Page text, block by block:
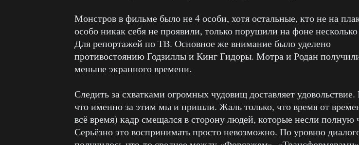
Монстров в фильме было не 4 особи, хотя остальные, кто не на
особо никак себя не проявили, только порушили на фоне несколько
Для репортажей по ТВ. Основное же внимание было уделено
противостоянию Годзиллы и Кинг Гидоры. Мотра и Родан
меньше экранного времени.
Следить за схватками огромных чудовищ доставляет
что именно за этим мы и пришли. Жаль только, что время от
всё время) кадр смещался в сторону людей, которые несли полную
Серьёзно это воспринимать просто невозможно. По уровню